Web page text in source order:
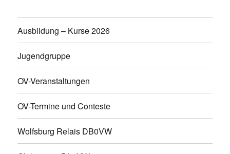
Ausbildung – Kurse 2026
Jugendgruppe
OV-Veranstaltungen
OV-Termine und Conteste
Wolfsburg Relais DB0VW